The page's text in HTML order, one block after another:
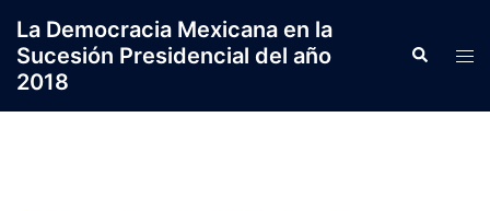
contenido
La Democracia Mexicana en la
Sucesión Presidencial del año
2018
Search